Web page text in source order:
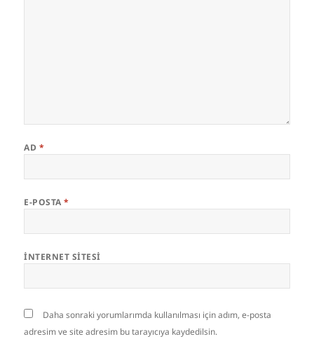
AD *
E-POSTA*
İNTERNET SITESI
Daha sonraki yorumlarımda kullanılması için adım, e-posta
adresim ve site adresim bu tarayıcıya kaydedilsin.